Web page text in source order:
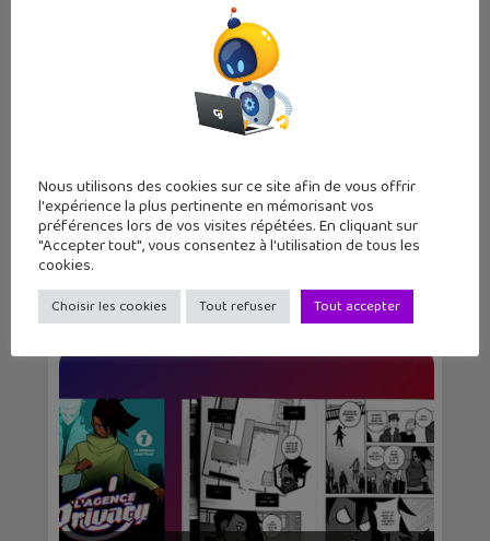
Vocageek #40 : la géolocalisation,
comment ça mar...
Nous utilisons des cookies sur ce site afin de vous offrir
l'expérience la plus pertinente en mémorisant vos
préférences lors de vos visites répétées. En cliquant sur
"Accepter tout", vous consentez à l'utilisation de tous les
cookies.
Choisir les cookies Tout refuser Tout accepter